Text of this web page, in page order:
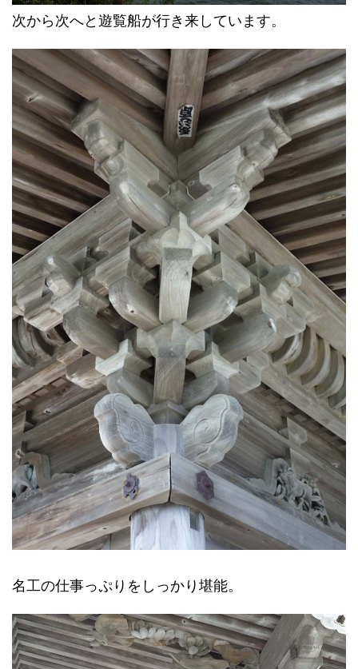
次から次へと遊覧船が行き来しています。
名工の仕事っぷりをしっかり堪能。